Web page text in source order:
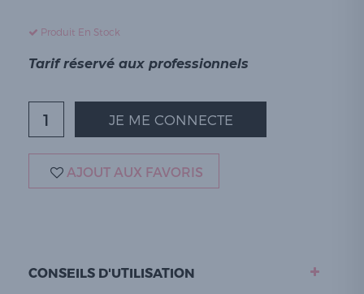
Produit En Stock
Tarif réservé aux professionnels
JE ME CONNECTE
AJOUT AUX FAVORIS
CONSEILS D'UTILISATION